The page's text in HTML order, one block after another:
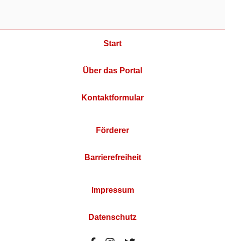
Start
Über das Portal
Kontaktformular
Förderer
Barrierefreiheit
Impressum
Datenschutz